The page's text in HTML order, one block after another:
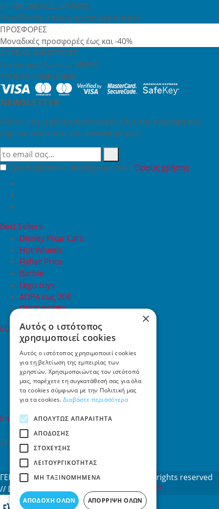
ΕΚΤΙΜΩΜΕΝΟΣ ΧΡΟΝΟΣ
Παράδοσης 3 έως 6 εργάσιμες ημέρες
ΠΡΟΣΦΟΡΕΣ
Μοναδικές προσφορές έως και -40%
ΔΩΡΕΑΝ ΑΠΟΣΤΟΛΕΣ
Για Αγορές Άνω των 49,99€
ΤΡΟΠΟΙ ΠΛΗΡΩΜΗΣ
NEWSLETTER
Θέλεις να μη χάνεις προσφορά; Κάνε την εγγραφή σου
σήμερα στη λίστα του newsletter μας!
Έχω διαβάσει κι αποδέχομαι τουςΌρους χρήσης
Best Sellers
Disney Pixar Cars
Hot Wheels
Fisher Price
Barbie
Lego toys
ΔΩΡΑ έως 20€
ΠΡΟΣΦΟΡΕΣ
Εξυπηρέτηση Πελατών
Εξυπηρέτηση πελατών
Συχνές ερωτήσεις
Όροι χρήσης
Τρόποι Πληρωμής
Επιστροφές
Επικοινωνία
Επικοινωνία
Σκαλάνι, Ηράκλειο Κρήτης
2810731415
info[at]toys4u.gr
ΓΕΜΗ: 188101127000 © 2026
All rights reserved
// Designed & developed byNETMECHANICS
×
Αυτός ο ιστότοπος
χρησιμοποιεί cookies
Αυτός ο ιστότοπος χρησιμοποιεί cookies
για τη βελτίωση της εμπειρίας των
χρηστών. Χρησιμοποιώντας τον ιστότοπό
μας, παρέχετε τη συγκατάθεσή σας για όλα
τα cookies σύμφωνα με την Πολιτική μας
για τα cookies. Διαβάστε περισσότερα
ΑΠΟΛΎΤΩΣ ΑΠΑΡΑΊΤΗΤΑ
ΑΠΌΔΟΣΗΣ
ΣΤΌΧΕΥΣΗΣ
ΛΕΙΤΟΥΡΓΙΚΌΤΗΤΑΣ
ΜΗ ΤΑΞΙΝΟΜΗΜΈΝΑ
ΑΠΟΔΟΧΉ ΌΛΩΝ ΑΠΌΡΡΙΨΗ ΌΛΩΝ